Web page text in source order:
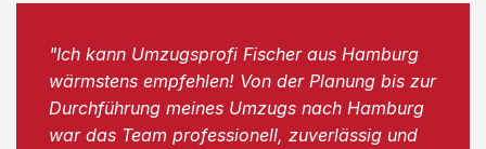
"Ich kann Umzugsprofi Fischer aus Hamburg
wärmstens empfehlen! Von der Planung bis zur
Durchführung meines Umzugs nach Hamburg
war das Team professionell, zuverlässig und